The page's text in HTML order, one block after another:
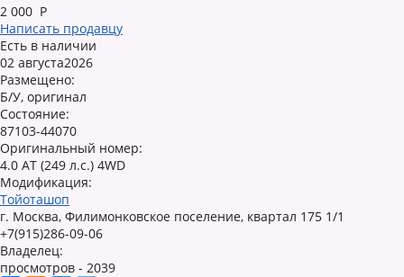
2 000 Р
Написать продавцу
Есть в наличии
02 августа2026
Размещено:
Б/У, оригинал
Состояние:
87103-44070
Оригинальный номер:
4.0 AT (249 л.с.) 4WD
Модификация:
Тойоташоп
г. Москва, Филимонковское поселение, квартал 175 1/1
+7(915)286-09-06
Владелец:
просмотров - 2039